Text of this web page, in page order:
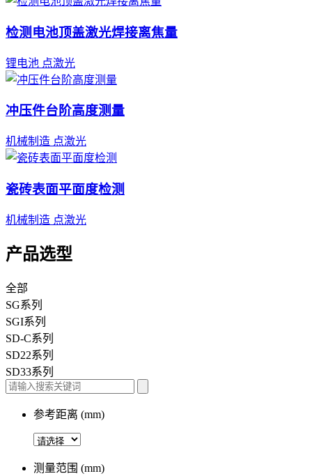
检测电池顶盖激光焊接离焦量
锂电池 点激光
冲压件台阶高度测量
机械制造 点激光
瓷砖表面平面度检测
机械制造 点激光
产品选型
全部
SG系列
SGI系列
SD-C系列
SD22系列
SD33系列
参考距离 (mm)
测量范围 (mm)